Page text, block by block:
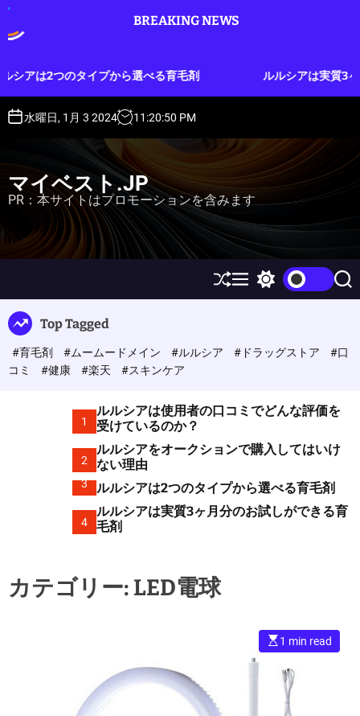
o
BREAKING NEWS
ら選べる育毛剤 ルルシアは実質3ヶ月分のお試しができ
水曜日, 1月 3 2024 11 :20:51 PM
マイベスト.JP
PR：本サイトはプロモーションを含みます
S
h
e
M
e w
h
o
o
S
e
h
Top Tagged
#育毛剤 #ムームードメイン #ルルシア #ドラッグストア
#口
コミ
#健康 #楽天 #スキンケア
1
ルルシアは使用者の口コミでどんな評価を
受けているのか？
2
ルルシアをオークションで購入してはいけ
ない理由
3 ルルシアは2つのタイプから選べる育毛剤
4
ルルシアは実質3ヶ月分のお試しができる育
毛剤
カテゴリー: LED電球
E
s
1 min read